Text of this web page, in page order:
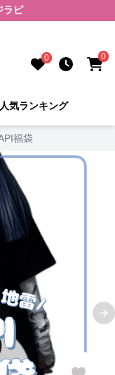
ラピ
0 0
人気ランキング
福袋